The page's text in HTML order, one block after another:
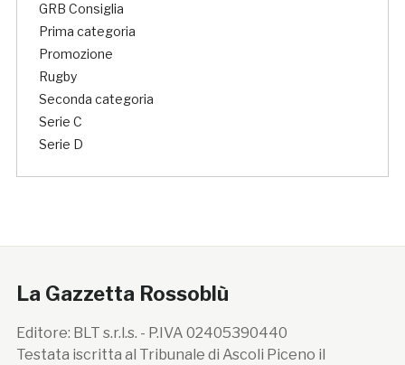
GRB Consiglia
Prima categoria
Promozione
Rugby
Seconda categoria
Serie C
Serie D
La Gazzetta Rossoblù
Editore: BLT s.r.l.s. - P.IVA 02405390440
Testata iscritta al Tribunale di Ascoli Piceno il